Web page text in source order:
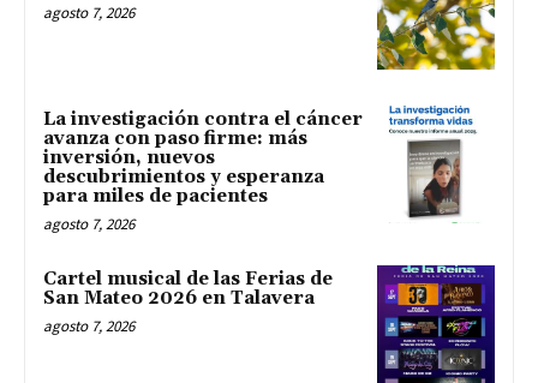
agosto 7, 2026
La investigación contra el cáncer
avanza con paso firme: más
inversión, nuevos
descubrimientos y esperanza
para miles de pacientes
agosto 7, 2026
Cartel musical de las Ferias de
San Mateo 2026 en Talavera
agosto 7, 2026